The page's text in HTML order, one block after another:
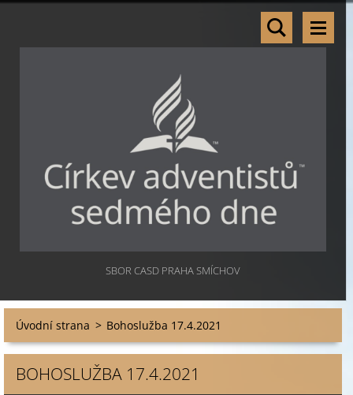
SBOR CASD PRAHA SMÍCHOV
Úvodní strana > Bohoslužba 17.4.2021
BOHOSLUŽBA 17.4.2021